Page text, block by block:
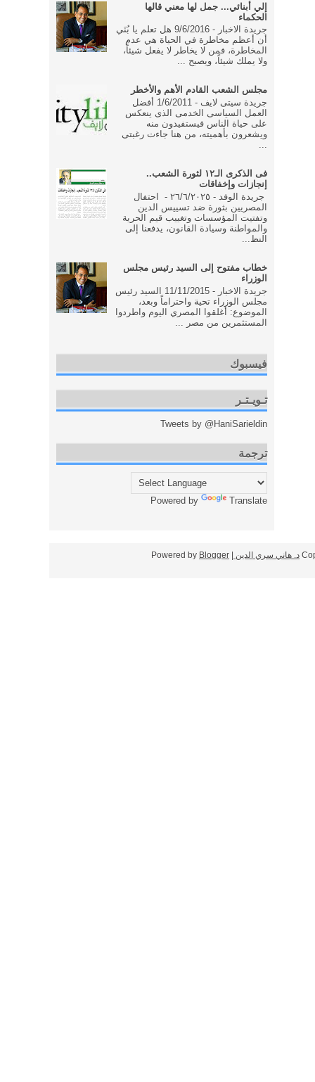
إلي أبنائي... جمل لها معني قالها
الحكماء
جريدة الاخبار - 9/6/2016 هل تعلم يا بُنَي
أن أعظم مخاطرة في الحياة هي عدم
المخاطرة، فمن لا يخاطر لا يفعل شيئاً،
ولا يملك شيئاً، ويصبح ...
مجلس الشعب القادم الأهم والأخطر
جريدة سيتى لايف - 1/6/2011 أفضل
العمل السياسى الخدمى الذى ينعكس
على حياة الناس فيستفيدون منه
ويشعرون بأهميته، من هنا جاءت رغبتى
فى الذكرى الـ١٢ لثورة الشعب..
إنجازات وإخفاقات
جريدة الوفد - ٢٦/٦/٢٠٢٥ - احتفال
المصريين بثورة ضد تسييس الدين
وتفتيت المؤسسات وتغييب قيم الحرية
والمواطنة وسيادة القانون، يدفعنا إلى
النظ...
خطاب مفتوح إلى السيد رئيس مجلس
الوزراء
جريدة الاخبار - 11/11/2015 السيد رئيس
مجلس الوزراء تحية واحتراماً وبعد،
الموضوع: أغلقوا المصري اليوم واطردوا
المستثمرين من مصر ...
فيسبوك
تـويـتـر
Tweets by @HaniSarieldin
ترجمة
Powered by Translate
د. هاني سري الدين | Powered by
Blogger